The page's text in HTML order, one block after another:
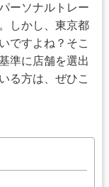
ーソナルトレー
しかし、東京都
ですよね？そこ
準に店舗を選出
る方は、ぜひこ